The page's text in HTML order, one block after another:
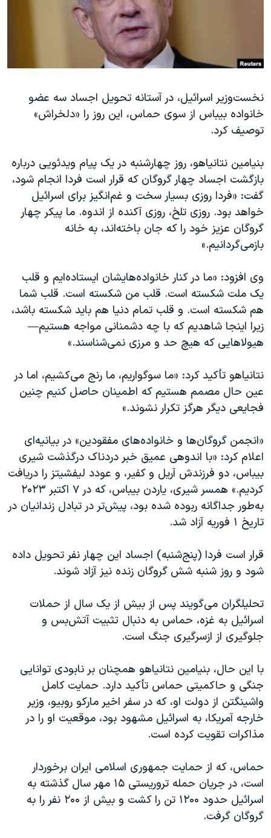
اسرائیل در جنگ
گالری عکس
انتخابات ریاست جمهوری آمریکا ۲۰۲۴
حمله جمهوری اسلامی به اسرائیل
ورزش زنان در ایران
اعتراضات زن، زندگی، آزادی
تریبونال مردمی آبان ۹۸
دادگاه حمید نوری
چهل سال گروگان‌گیری
قانون شفافیت دارائی کادر رهبری ایران
اعتراضات مردمی آبان ۹۸
اسرائیل در جنگ
نرگس محمدی برنده جایزه نوبل صلح
همایش محافظه‌کاران آمریکا «سی‌پک»
صفحه‌های ویژه
زبانهای مختلف
نخست‌وزیر اسرائیل، در آستانه تحویل اجساد سه عضو
خانواده بیباس از سوی حماس، این روز را «دلخراش»
توصیف کرد.
بنیامین نتانیاهو، روز چهارشنبه در یک پیام ویدئویی درباره
بازگشت اجساد چهار گروگان که قرار است فردا انجام شود،
گفت: «فردا روزی بسیار سخت و غم‌انگیز برای اسرائیل
خواهد بود. روزی تلخ، روزی آکنده از اندوه. ما پیکر چهار
گروگان عزیز خود را که جان باخته‌اند، به خانه
بازمی‌گردانیم.»
وی افزود: «ما در کنار خانواده‌هایشان ایستاده‌ایم و قلب
یک ملت شکسته است. قلب من شکسته است. قلب شما
هم شکسته است. و قلب تمام دنیا هم باید شکسته باشد،
زیرا اینجا شاهدیم که با چه دشمنانی مواجه هستیم—
هیولاهایی که هیچ حد و مرزی نمی‌شناسند.»
نتانیاهو تأکید کرد: «ما سوگواریم، ما رنج می‌کشیم، اما در
عین حال مصمم هستیم که اطمینان حاصل کنیم چنین
فجایعی دیگر هرگز تکرار نشوند.»
«انجمن گروگان‌ها و خانواده‌های مفقودین» در بیانیه‌ای
اعلام کرد: «با اندوهی عمیق خبر دردناک درگذشت شیری
بیباس، دو فرزندش آریل و کفیر، و عودد لیفشیتز را دریافت
کردیم.» همسر شیری، یاردن بیباس، که در ۷ اکتبر ۲۰۲۳
به‌طور جداگانه ربوده شده بود، پیش‌تر در تبادل زندانیان در
تاریخ ۱ فوریه آزاد شد.
قرار است فردا (پنج‌شنبه) اجساد این چهار نفر تحویل داده
شود و روز شنبه شش گروگان زنده نیز آزاد شوند.
تحلیلگران می‌گویند پس از بیش از یک سال از حملات
اسرائیل به غزه، حماس به دنبال تثبیت آتش‌بس و
جلوگیری از ازسرگیری جنگ است.
با این حال، بنیامین نتانیاهو همچنان بر نابودی توانایی
جنگی و حاکمیتی حماس تأکید دارد. حمایت کامل
واشینگتن از دولت او، که در سفر اخیر مارکو روبیو، وزیر
خارجه آمریکا، به اسرائیل مشهود بود، موقعیت او را در
مذاکرات تقویت کرده است.
حماس، که از حمایت جمهوری اسلامی ایران برخوردار
است، در جریان حمله تروریستی ۱۵ مهر سال گذشته به
اسرائیل حدود ۱۲۰۰ تن را کشت و بیش از ۲۰۰ نفر را به
گروگان گرفت.